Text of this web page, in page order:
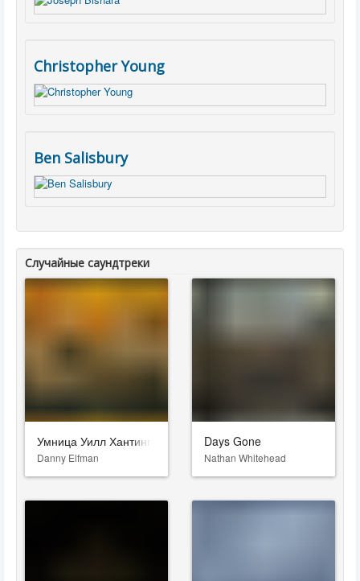
Christopher Young
Ben Salisbury
Случайные саундтреки
Умница Уилл Хантинг
Danny Elfman
Days Gone
Nathan Whitehead